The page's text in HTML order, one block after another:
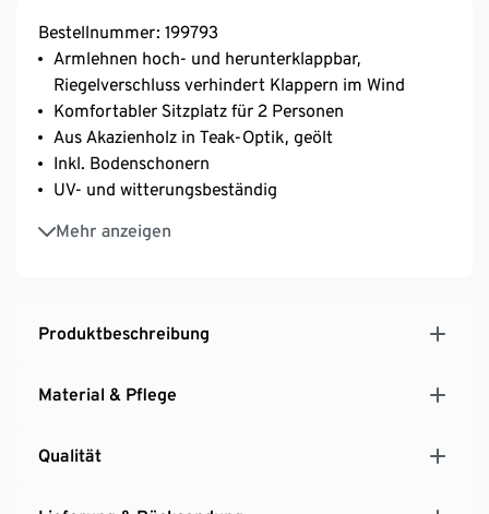
Bestellnummer: 199793
Armlehnen hoch- und herunterklappbar,
Riegelverschluss verhindert Klappern im Wind
Komfortabler Sitzplatz für 2 Personen
Aus Akazienholz in Teak-Optik, geölt
Inkl. Bodenschonern
UV- und witterungsbeständig
Mehr anzeigen
Ein Element unserer Möbelserie »Lenja«
Produktbeschreibung
Material & Pflege
Qualität